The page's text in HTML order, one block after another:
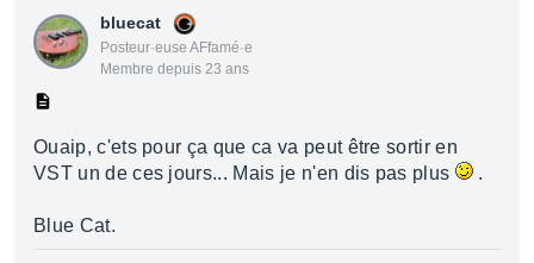
bluecat
Posteur·euse AFfamé·e
Membre depuis 23 ans
Ouaip, c'ets pour ça que ca va peut être sortir en
VST un de ces jours... Mais je n'en dis pas plus
.
Blue Cat.